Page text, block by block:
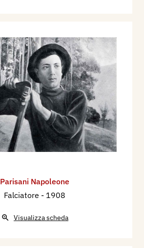
Parisani Napoleone
Falciatore - 1908
Visualizza scheda